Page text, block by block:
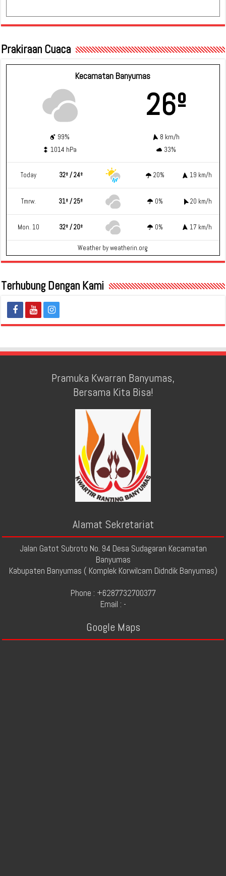
Prakiraan Cuaca
Kecamatan Banyumas
26º
99%
8 km/h
1014 hPa
33%
Today 32º / 24º 20% 19 km/h
Tmrw. 31º / 25º 0% 20 km/h
Mon. 10 32º / 20º 0% 17 km/h
Weather by weatherin.org
Terhubung Dengan Kami
Pramuka Kwarran Banyumas,
Bersama Kita Bisa!
Alamat Sekretariat
Jalan Gatot Subroto No. 94 Desa Sudagaran Kecamatan
Banyumas
Kabupaten Banyumas ( Komplek Korwilcam Didndik Banyumas)
Phone : +6287732700377
Email : -
Google Maps